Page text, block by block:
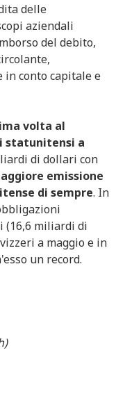
delle
aziendali
del debito,
conto capitale e
volta al
statunitensi a
di dollari con
emissione
di sempre. In
(16,6 miliardi di
a maggio e in
un record.